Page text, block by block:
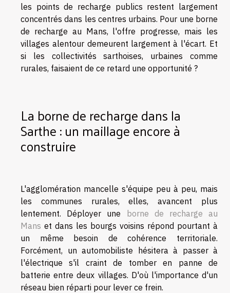
les points de recharge publics restent largement
concentrés dans les centres urbains. Pour une borne
de recharge au Mans, l'offre progresse, mais les
villages alentour demeurent largement à l'écart. Et
si les collectivités sarthoises, urbaines comme
rurales, faisaient de ce retard une opportunité ?
La borne de recharge dans la
Sarthe : un maillage encore à
construire
L'agglomération mancelle s'équipe peu à peu, mais
les communes rurales, elles, avancent plus
lentement. Déployer une borne de recharge au
Mans et dans les bourgs voisins répond pourtant à
un même besoin de cohérence territoriale.
Forcément, un automobiliste hésitera à passer à
l'électrique s'il craint de tomber en panne de
batterie entre deux villages. D'où l'importance d'un
réseau bien réparti pour lever ce frein.